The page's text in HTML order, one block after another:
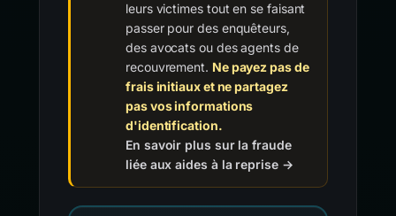
leurs victimes tout en se faisant
passer pour des enquêteurs,
des avocats ou des agents de
recouvrement. Ne payez pas de
frais initiaux et ne partagez
pas vos informations
d'identification.
En savoir plus sur la fraude
liée aux aides à la reprise →